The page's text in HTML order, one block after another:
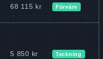
68 115 kr Förvärv
5 850 kr Teckning